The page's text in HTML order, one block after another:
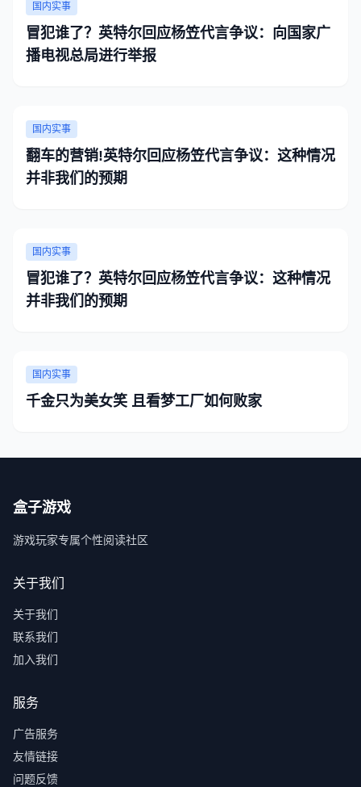
国内实事
冒犯谁了？英特尔回应杨笠代言争议：向国家广
播电视总局进行举报
国内实事
翻车的营销!英特尔回应杨笠代言争议：这种情况
并非我们的预期
国内实事
冒犯谁了？英特尔回应杨笠代言争议：这种情况
并非我们的预期
国内实事
千金只为美女笑 且看梦工厂如何败家
盒子游戏
游戏玩家专属个性阅读社区
关于我们
关于我们
联系我们
加入我们
服务
广告服务
友情链接
问题反馈